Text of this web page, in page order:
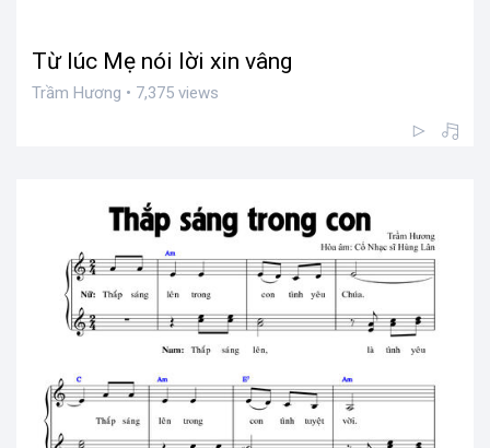
Từ lúc Mẹ nói lời xin vâng
Trầm Hương • 7,375 views